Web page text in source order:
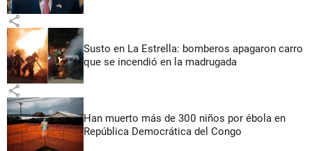
share
Susto en La Estrella: bomberos apagaron carro
que se incendió en la madrugada
share
Han muerto más de 300 niños por ébola en
República Democrática del Congo